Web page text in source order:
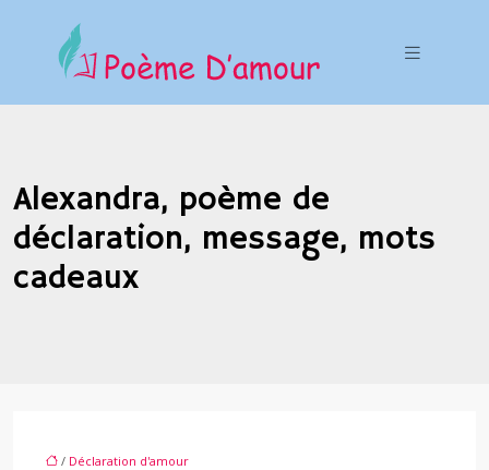
Alexandra, poème de
déclaration, message, mots
cadeaux
/ Déclaration d'amour